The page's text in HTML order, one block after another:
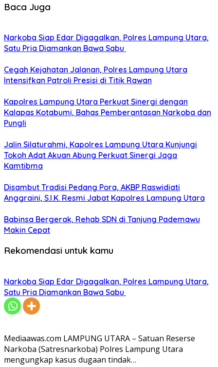
Baca Juga
Narkoba Siap Edar Digagalkan, Polres Lampung Utara,
Satu Pria Diamankan Bawa Sabu
Cegah Kejahatan Jalanan, Polres Lampung Utara
Intensifkan Patroli Presisi di Titik Rawan
Kapolres Lampung Utara Perkuat Sinergi dengan
Kalapas Kotabumi, Bahas Pemberantasan Narkoba dan
Pungli
Jalin Silaturahmi, Kapolres Lampung Utara Kunjungi
Tokoh Adat Akuan Abung Perkuat Sinergi Jaga
Kamtibma
Disambut Tradisi Pedang Pora, AKBP Raswidiati
Anggraini, S.I.K. Resmi Jabat Kapolres Lampung Utara
Babinsa Bergerak, Rehab SDN di Tanjung Pademawu
Makin Cepat
Rekomendasi untuk kamu
Narkoba Siap Edar Digagalkan, Polres Lampung Utara,
Satu Pria Diamankan Bawa Sabu
Mediaawas.com LAMPUNG UTARA – Satuan Reserse
Narkoba (Satresnarkoba) Polres Lampung Utara
mengungkap kasus dugaan tindak…